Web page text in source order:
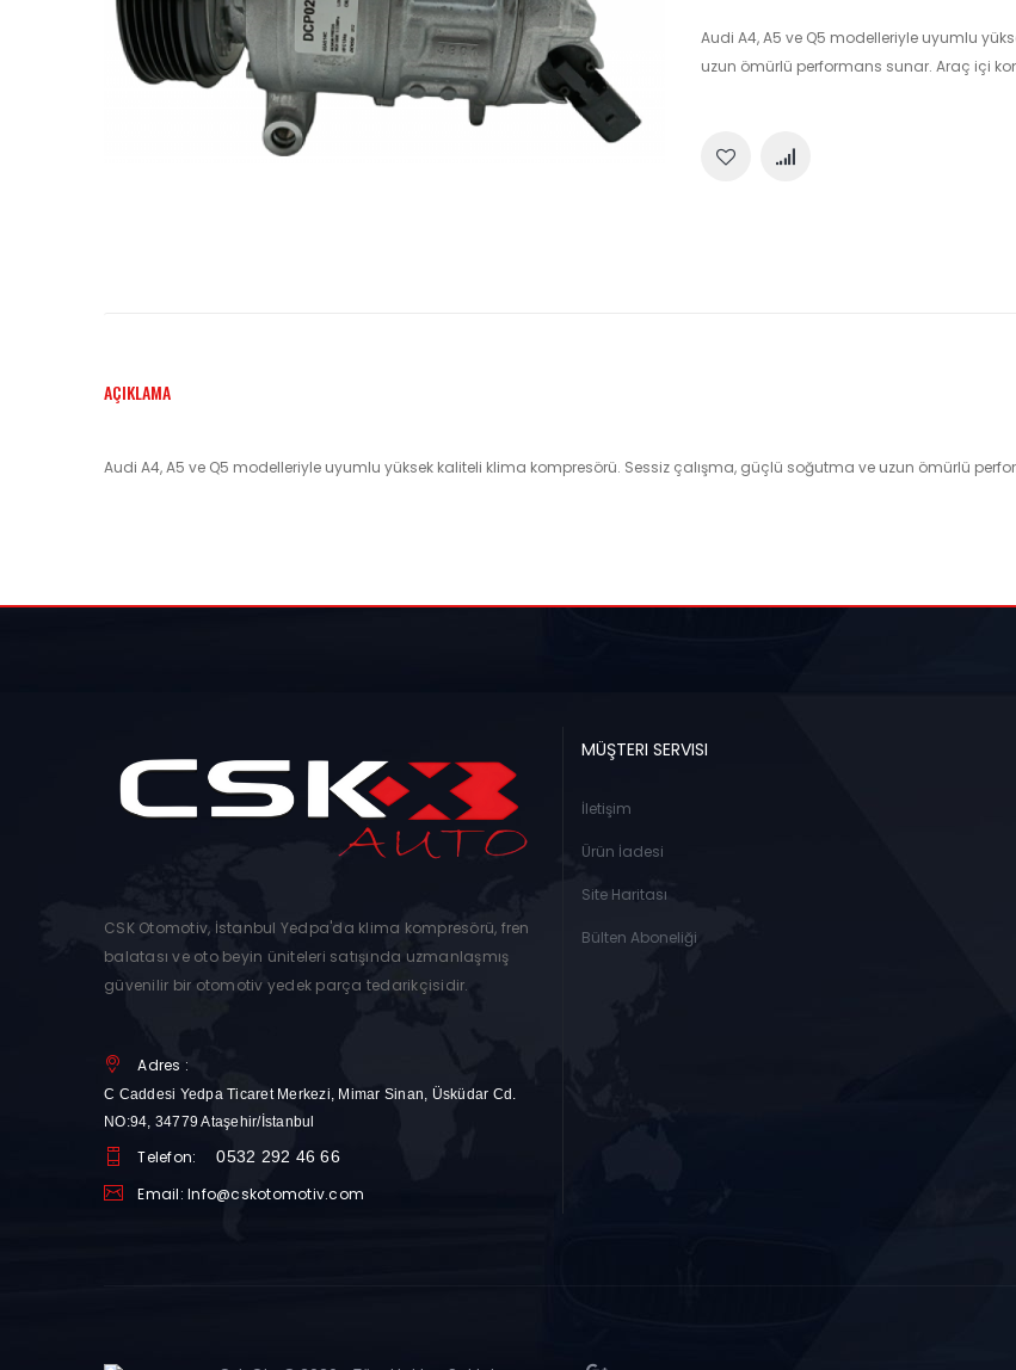
Audi A4, A5 ve Q5 modelleriyle uyumlu
uzun ömürlü performans sunar. Araç içi
AÇIKLAMA
Audi A4, A5 ve Q5 modelleriyle uyumlu yüksek kaliteli klima kompresörü. Sessiz çalışma, güçlü soğutma ve uzun ömürlü
CSK Otomotiv, İstanbul Yedpa'da klima kompresörü, fren
balatası ve oto beyin üniteleri satışında uzmanlaşmış
güvenilir bir otomotiv yedek parça tedarikçisidir.
Adres :
C Caddesi Yedpa Ticaret Merkezi, Mimar Sinan, Üsküdar Cd.
NO:94, 34779 Ataşehir/İstanbul
Telefon: 0532 292 46 66
Email: Info@cskotomotiv.com
MÜŞTERI SERVISI
İletişim
Ürün İadesi
Site Haritası
Bülten Aboneliği